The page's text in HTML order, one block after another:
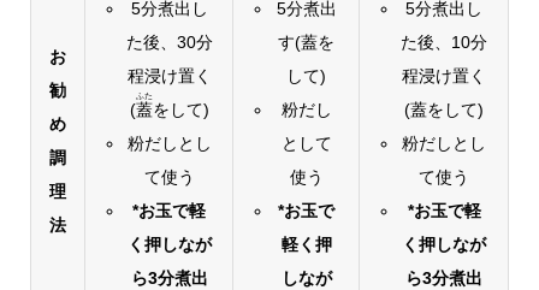
お
勧
め
調
理
法
5分煮出し
た後、30分
程浸け置く
(蓋
ふた
をして)
粉だしとし
て使う
*お玉で軽
く押しなが
ら3分煮出
5分煮出
す(蓋を
して)
粉だし
として
使う
*お玉で
軽く押
しなが
5分煮出し
た後、10分
程浸け置く
(蓋をして)
粉だしとし
て使う
*お玉で軽
く押しなが
ら3分煮出